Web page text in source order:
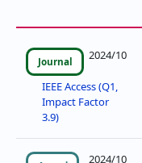
の
ペ
ー
送
Journal 2024/10
IEEE Access (Q1,
Impact Factor
3.9)
2024/10